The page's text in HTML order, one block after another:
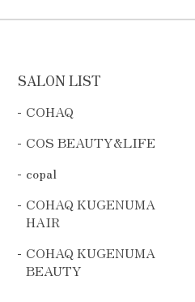
SALON LIST
COHAQ
COS BEAUTY&LIFE
copal
COHAQ KUGENUMA
HAIR
COHAQ KUGENUMA
BEAUTY